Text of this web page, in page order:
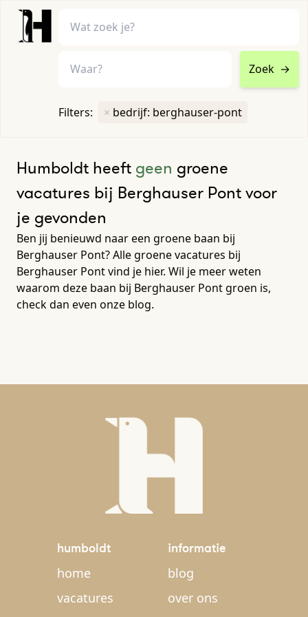
Zoek →
Filters: × bedrijf: berghauser-pont
Humboldt heeft geen groene
vacatures bij Berghauser Pont voor
je gevonden
Ben jij benieuwd naar een groene baan bij
Berghauser Pont? Alle groene vacatures bij
Berghauser Pont vind je hier. Wil je meer weten
waarom deze baan bij Berghauser Pont groen is,
check dan even onze blog.
humboldt
home
vacatures
informatie
blog
over ons